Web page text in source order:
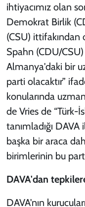
ihtiyacımız olan
Demokrat Birlik
(CSU) ittifakından
Spahn (CDU/
Almanya'daki bir
parti olacaktır”
konularında
de Vries de “Türk-
tanımladığı DAVA
başka bir araca
birimlerinin bu
DAVA'dan
DAVA'nın